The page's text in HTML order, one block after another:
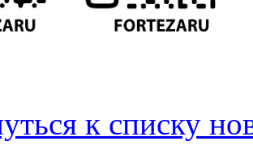
к списку